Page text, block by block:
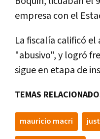
empresa con el
La fiscalía calificó
"abusivo", y logró
sigue en etapa de
TEMAS
mauricio macri